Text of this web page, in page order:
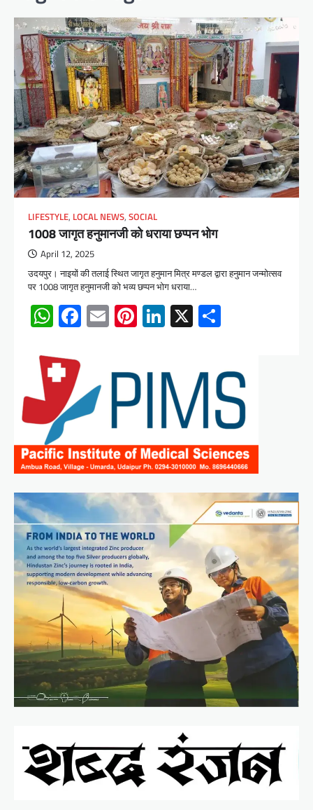
LIFESTYLE, LOCAL NEWS, SOCIAL
1008 जागृत हनुमानजी को धराया छप्पन भोग
April 12, 2025
उदयपुर। नाइयों की तलाई स्थित जागृत हनुमान मित्र मण्डल द्वारा हनुमान जन्मोत्सव
पर 1008 जागृत हनुमानजी को भव्य छप्पन भोग धराया…
WhatsApp
Facebook
EmailPinterest
LinkedIn
X